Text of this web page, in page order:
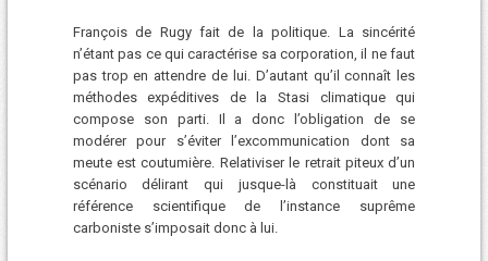
François de Rugy fait de la politique. La sincérité
n’étant pas ce qui caractérise sa corporation, il ne faut
pas trop en attendre de lui. D’autant qu’il connaît les
méthodes expéditives de la Stasi climatique qui
compose son parti. Il a donc l’obligation de se
modérer pour s’éviter l’excommunication dont sa
meute est coutumière. Relativiser le retrait piteux d’un
scénario délirant qui jusque-là constituait une
référence scientifique de l’instance suprême
carboniste s’imposait donc à lui.